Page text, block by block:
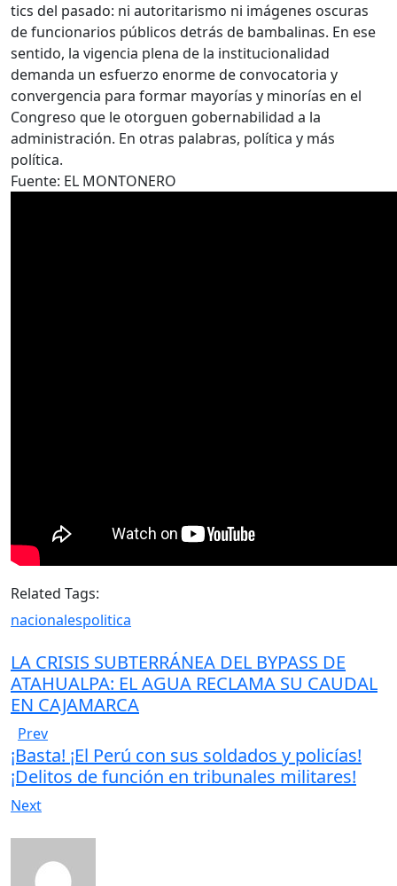
tics del pasado: ni autoritarismo ni imágenes oscuras
de funcionarios públicos detrás de bambalinas. En ese
sentido, la vigencia plena de la institucionalidad
demanda un esfuerzo enorme de convocatoria y
convergencia para formar mayorías y minorías en el
Congreso que le otorguen gobernabilidad a la
administración. En otras palabras, política y más
política.
Fuente: EL MONTONERO
Related Tags:
nacionalespolitica
LA CRISIS SUBTERRÁNEA DEL BYPASS DE
ATAHUALPA: EL AGUA RECLAMA SU CAUDAL
EN CAJAMARCA
Prev
¡Basta! ¡El Perú con sus soldados y policías!
¡Delitos de función en tribunales militares!
Next